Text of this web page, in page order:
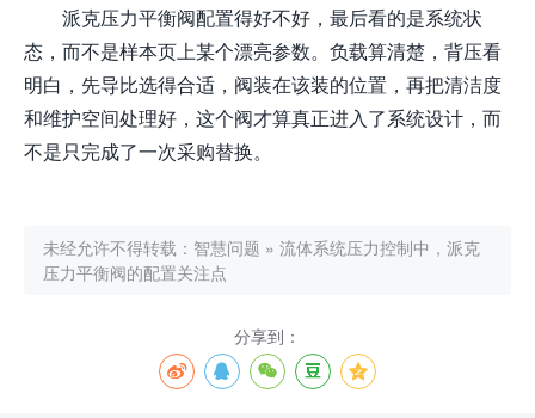
派克压力平衡阀配置得好不好，最后看的是系统状
态，而不是样本页上某个漂亮参数。负载算清楚，背压看
明白，先导比选得合适，阀装在该装的位置，再把清洁度
和维护空间处理好，这个阀才算真正进入了系统设计，而
不是只完成了一次采购替换。
未经允许不得转载： 智慧问题 » 流体系统压力控制中，派克
压力平衡阀的配置关注点
分享到：